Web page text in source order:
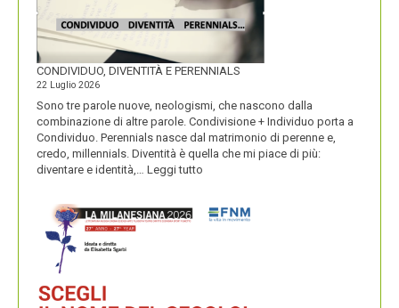
CONDIVIDUO, DIVENTITÀ E PERENNIALS
22 Luglio 2026
Sono tre parole nuove, neologismi, che nascono dalla
combinazione di altre parole. Condivisione + Individuo porta a
Condividuo. Perennials nasce dal matrimonio di perenne e,
credo, millennials. Diventità è quella che mi piace di più:
diventare e identità,… Leggi tutto
E